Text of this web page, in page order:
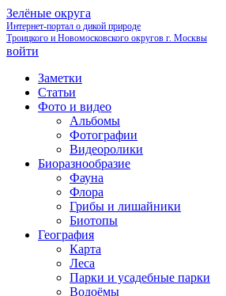
Зелёные округа
Интернет-портал о дикой природе
Троицкого и Новомосковского округов г. Москвы
войти
Заметки
Статьи
Фото и видео
Альбомы
Фотографии
Видеоролики
Биоразнообразие
Фауна
Флора
Грибы и лишайники
Биотопы
География
Карта
Леса
Парки и усадебные парки
Водоёмы